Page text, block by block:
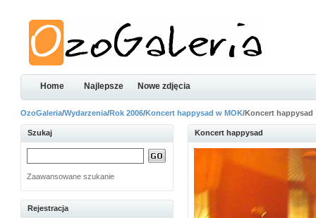
Home Najlepsze Nowe zdjęcia
OzoGaleria/Wydarzenia/Rok 2006/Koncert happysad w MOK/Koncert happysad
Szukaj
Zaawansowane szukanie
Rejestracja
Koncert happysad